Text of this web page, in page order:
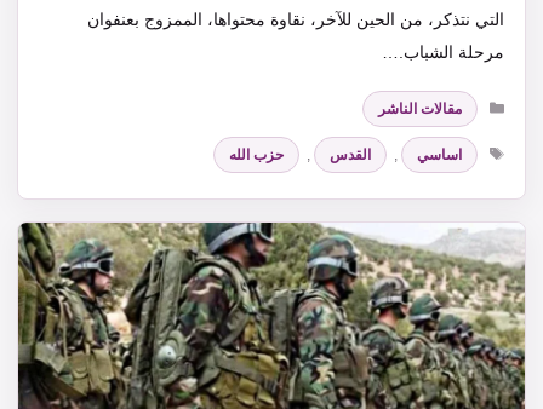
التي نتذكر، من الحين للآخر، نقاوة محتواها، الممزوج بعنفوان
مرحلة الشباب.…
التصنيفات
مقالات الناشر
الوسوم
اساسي , القدس , حزب الله